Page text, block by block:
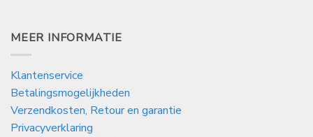
MEER INFORMATIE
Klantenservice
Betalingsmogelijkheden
Verzendkosten, Retour en garantie
Privacyverklaring